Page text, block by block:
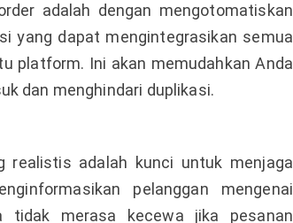
adalah dengan mengotomatiskan
yang dapat mengintegrasikan semua
platform. Ini akan memudahkan Anda
dan menghindari duplikasi.
realistis adalah kunci untuk menjaga
pelanggan mengenai
tidak merasa kecewa jika pesanan